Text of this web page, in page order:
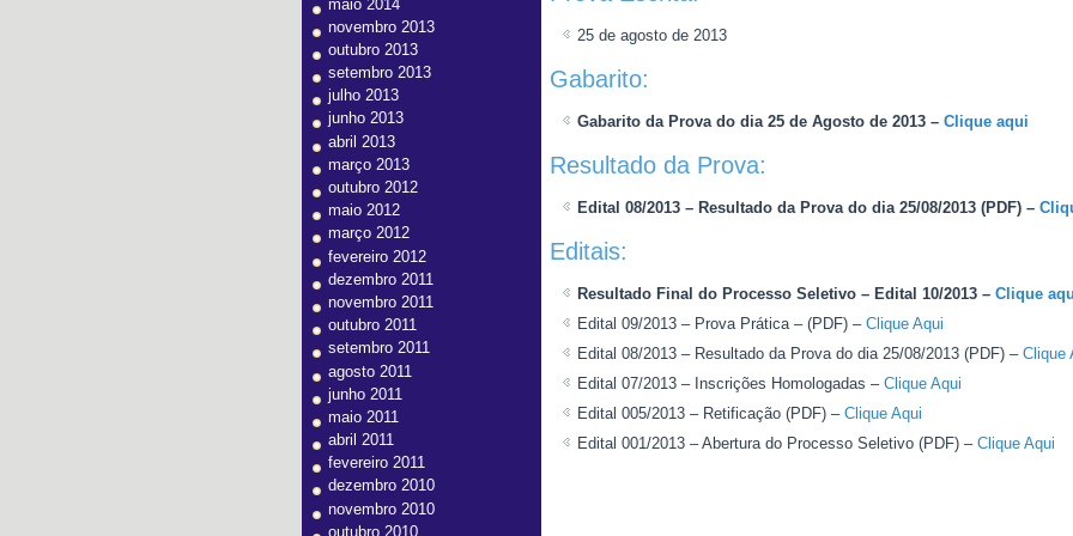
maio 2014
novembro 2013
outubro 2013
setembro 2013
julho 2013
junho 2013
abril 2013
março 2013
outubro 2012
maio 2012
março 2012
fevereiro 2012
dezembro 2011
novembro 2011
outubro 2011
setembro 2011
agosto 2011
junho 2011
maio 2011
abril 2011
fevereiro 2011
dezembro 2010
novembro 2010
outubro 2010
25 de agosto de 2013
Gabarito:
Gabarito da Prova do dia 25 de Agosto de 2013 – Clique aqui
Resultado da Prova:
Edital 08/2013 – Resultado da Prova do dia 25/08/2013 (PDF) –
Editais:
Resultado Final do Processo Seletivo – Edital 10/2013 – Clique
Edital 09/2013 – Prova Prática – (PDF) – Clique Aqui
Edital 08/2013 – Resultado da Prova do dia 25/08/2013 (PDF) – Clique
Edital 07/2013 – Inscrições Homologadas – Clique Aqui
Edital 005/2013 – Retificação (PDF) – Clique Aqui
Edital 001/2013 – Abertura do Processo Seletivo (PDF) – Clique Aqui